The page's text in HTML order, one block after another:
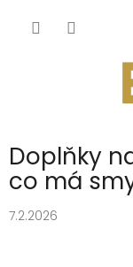
Doplňky
co má
7.2.2026